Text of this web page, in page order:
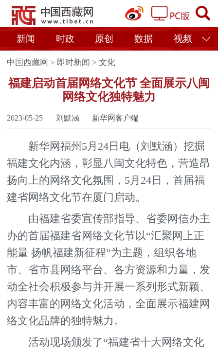
新闻 时政 原创 数据 视频
中国西藏网 > 即时新闻 >文化
福建启动首届网络文化节 全面展示八闽
网络文化独特魅力
2023-05-25 刘默涵 新华网客户端
新华网福州5月24日电（刘默涵）挖掘
福建文化内涵，彰显八闽文化特色，营造昂
扬向上的网络文化氛围，5月24日，首届福
建省网络文化节在厦门启动。
由福建省委宣传部指导、省委网信办主
办的首届福建省网络文化节以“汇聚网上正
能量 扬帆福建新征程”为主题，组织各地
市、省市县网络平台、各方资源和力量，发
动全社会积极参与并开展一系列形式新颖、
内容丰富的网络文化活动，全面展示福建网
络文化品牌的独特魅力。
活动现场颁发了“福建省十大网络文化